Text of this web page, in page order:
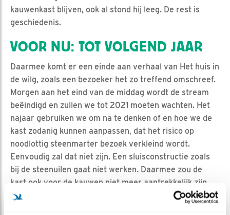
kauwenkast blijven, ook al stond hij leeg. De rest is
geschiedenis.
VOOR NU: TOT VOLGEND JAAR
Daarmee komt er een einde aan verhaal van Het huis in
de wilg, zoals een bezoeker het zo treffend omschreef.
Morgen aan het eind van de middag wordt de stream
beëindigd en zullen we tot 2021 moeten wachten. Het
najaar gebruiken we om na te denken of en hoe we de
kast zodanig kunnen aanpassen, dat het risico op
noodlottig steenmarter bezoek verkleind wordt.
Eenvoudig zal dat niet zijn. Een sluisconstructie zoals
bij de steenuilen gaat niet werken. Daarmee zou de
kast ook voor de kauwen niet meer aantrekkelijk zijn.
Misschien iets met een achterdeur, of een omheining